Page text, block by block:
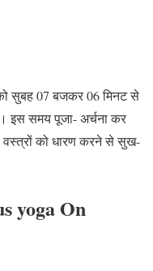
सुबह 07 बजकर 06 मिनट से
इस समय पूजा- अर्चना कर
वस्त्रों को धारण करने से सुख-
yoga On